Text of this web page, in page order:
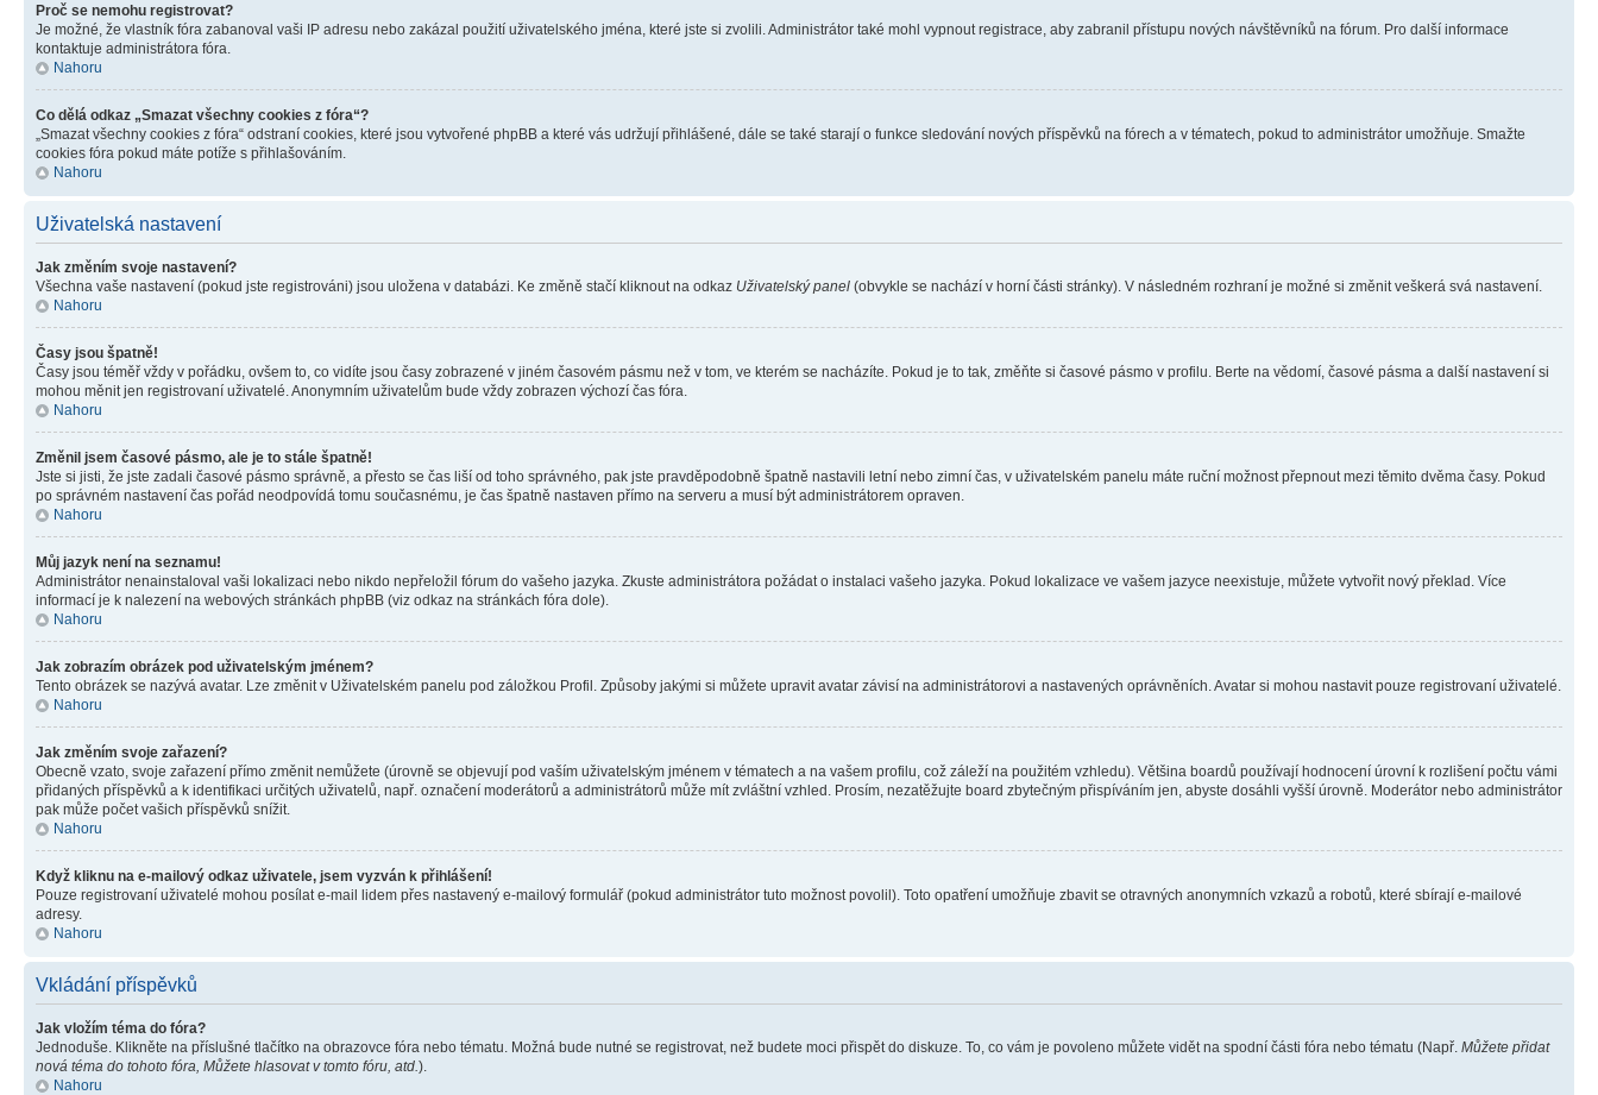
Proč se nemohu registrovat?
Je možné, že vlastník fóra zabanoval vaši IP adresu nebo zakázal použití uživatelského jména, které jste si zvolili. Administrátor také mohl vypnout registrace, aby zabranil přístupu nových návštěvníků na fórum. Pro další informace
kontaktuje administrátora fóra.
Nahoru
Co dělá odkaz „Smazat všechny cookies z fóra“?
„Smazat všechny cookies z fóra“ odstraní cookies, které jsou vytvořené phpBB a které vás udržují přihlášené, dále se také starají o funkce sledování nových příspěvků na fórech a v tématech, pokud to administrátor umožňuje. Smažte
cookies fóra pokud máte potíže s přihlašováním.
Nahoru
Uživatelská nastavení
Jak změním svoje nastavení?
Všechna vaše nastavení (pokud jste registrováni) jsou uložena v databázi. Ke změně stačí kliknout na odkaz Uživatelský panel (obvykle se nachází v horní části stránky). V následném rozhraní je možné si změnit veškerá svá nastavení.
Nahoru
Časy jsou špatně!
Časy jsou téměř vždy v pořádku, ovšem to, co vidíte jsou časy zobrazené v jiném časovém pásmu než v tom, ve kterém se nacházíte. Pokud je to tak, změňte si časové pásmo v profilu. Berte na vědomí, časové pásma a další nastavení si
mohou měnit jen registrovaní uživatelé. Anonymním uživatelům bude vždy zobrazen výchozí čas fóra.
Nahoru
Změnil jsem časové pásmo, ale je to stále špatně!
Jste si jisti, že jste zadali časové pásmo správně, a přesto se čas liší od toho správného, pak jste pravděpodobně špatně nastavili letní nebo zimní čas, v uživatelském panelu máte ruční možnost přepnout mezi těmito dvěma časy. Pokud
po správném nastavení čas pořád neodpovídá tomu současnému, je čas špatně nastaven přímo na serveru a musí být administrátorem opraven.
Nahoru
Můj jazyk není na seznamu!
Administrátor nenainstaloval vaši lokalizaci nebo nikdo nepřeložil fórum do vašeho jazyka. Zkuste administrátora požádat o instalaci vašeho jazyka. Pokud lokalizace ve vašem jazyce neexistuje, můžete vytvořit nový překlad. Více
informací je k nalezení na webových stránkách phpBB (viz odkaz na stránkách fóra dole).
Nahoru
Jak zobrazím obrázek pod uživatelským jménem?
Tento obrázek se nazývá avatar. Lze změnit v Uživatelském panelu pod záložkou Profil. Způsoby jakými si můžete upravit avatar závisí na administrátorovi a nastavených oprávněních. Avatar si mohou nastavit pouze registrovaní uživatelé.
Nahoru
Jak změním svoje zařazení?
Obecně vzato, svoje zařazení přímo změnit nemůžete (úrovně se objevují pod vaším uživatelským jménem v tématech a na vašem profilu, což záleží na použitém vzhledu). Většina boardů používají hodnocení úrovní k rozlišení počtu vámi
přidaných příspěvků a k identifikaci určitých uživatelů, např. označení moderátorů a administrátorů může mít zvláštní vzhled. Prosím, nezatěžujte board zbytečným přispíváním jen, abyste dosáhli vyšší úrovně. Moderátor nebo administrátor
pak může počet vašich příspěvků snížit.
Nahoru
Když kliknu na e-mailový odkaz uživatele, jsem vyzván k přihlášení!
Pouze registrovaní uživatelé mohou posílat e-mail lidem přes nastavený e-mailový formulář (pokud administrátor tuto možnost povolil). Toto opatření umožňuje zbavit se otravných anonymních vzkazů a robotů, které sbírají e-mailové
adresy.
Nahoru
Vkládání příspěvků
Jak vložím téma do fóra?
Jednoduše. Klikněte na příslušné tlačítko na obrazovce fóra nebo tématu. Možná bude nutné se registrovat, než budete moci přispět do diskuze. To, co vám je povoleno můžete vidět na spodní části fóra nebo tématu (Např. Můžete přidat
nová téma do tohoto fóra, Můžete hlasovat v tomto fóru, atd. ).
Nahoru